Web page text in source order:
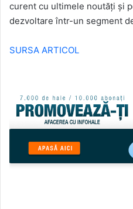
curent cu ultimele noutăți și
dezvoltare într-un segment
SURSA ARTICOL